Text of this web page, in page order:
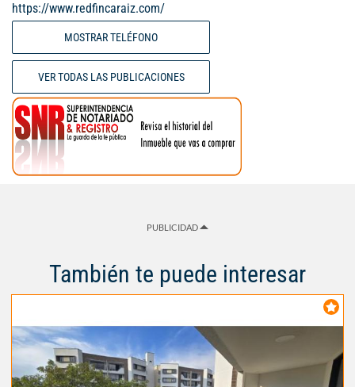
https://www.redfincaraiz.com/
MOSTRAR TELÉFONO
VER TODAS LAS PUBLICACIONES
PUBLICIDAD
También te puede interesar